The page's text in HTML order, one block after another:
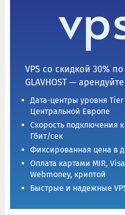
VPS со скидкой 30%
GLAVHOST —
Дата-центры уровня
Центральной Европе
Скорость подключения
Гбит/сек
Фиксированная цена в
Оплата картами MIR,
Webmoney, криптой
Быстрые и надежные